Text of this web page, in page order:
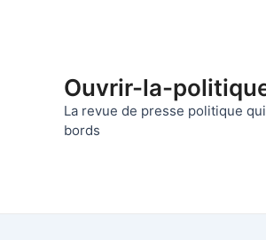
Ouvrir-la-
La revue de presse politique
bords